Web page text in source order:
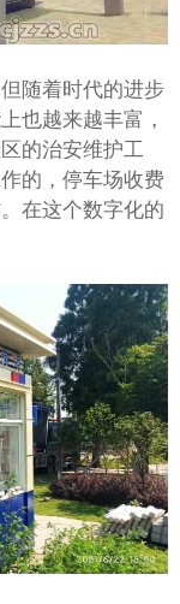
随着时代的进步
也越来越丰富，
的治安维护工
的，停车场收费
在这个数字化的